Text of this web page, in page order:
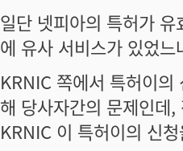
일단 넷피아의 특허가
에 유사 서비스가 있었
KRNIC 쪽에서 특허이
해 당사자간의 문제인데
KRNIC 이 특허이의 신